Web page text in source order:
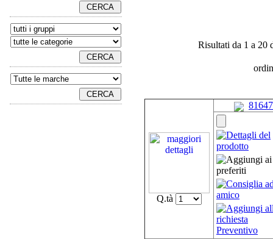
Risultati da 1 a 20
Q.tà
81647